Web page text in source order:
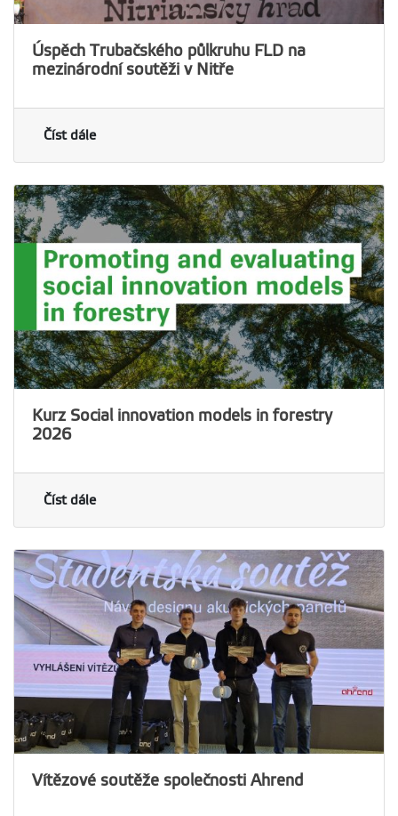
Úspěch Trubačského půlkruhu FLD na
mezinárodní soutěži v Nitře
Číst dále
Kurz Social innovation models in forestry
2026
Číst dále
Vítězové soutěže společnosti Ahrend